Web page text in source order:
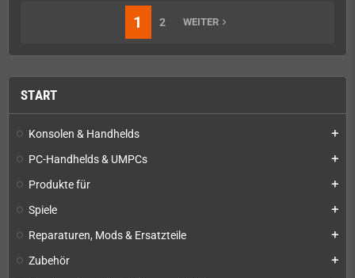
START
Konsolen & Handhelds add
PC-Handhelds & UMPCs add
Produkte für add
Spiele add
Reparaturen, Mods & Ersatzteile add
Zubehör add
1 2 WEITER navigate_next